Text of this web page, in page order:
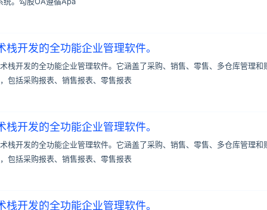
栈开发的全功能企业管理软件。
栈开发的全功能企业管理软件。它涵盖了采购、销售、零售、多仓库管理和
包括采购报表、销售报表、零售报表
栈开发的全功能企业管理软件。
栈开发的全功能企业管理软件。它涵盖了采购、销售、零售、多仓库管理和
包括采购报表、销售报表、零售报表
栈开发的全功能企业管理软件。